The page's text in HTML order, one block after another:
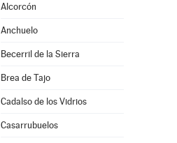
Alcorcón
Anchuelo
Becerril de la Sierra
Brea de Tajo
Cadalso de los Vidrios
Casarrubuelos